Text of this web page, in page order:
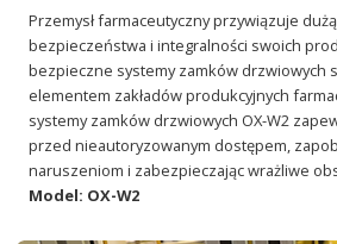
Przemysł farmaceutyczny przywiązuje
bezpieczeństwa i integralności swoich
bezpieczne systemy zamków drzwiowych
elementem zakładów produkcyjnych
systemy zamków drzwiowych OX-W2
przed nieautoryzowanym dostępem,
naruszeniom i zabezpieczając wrażliwe
Model: OX-W2